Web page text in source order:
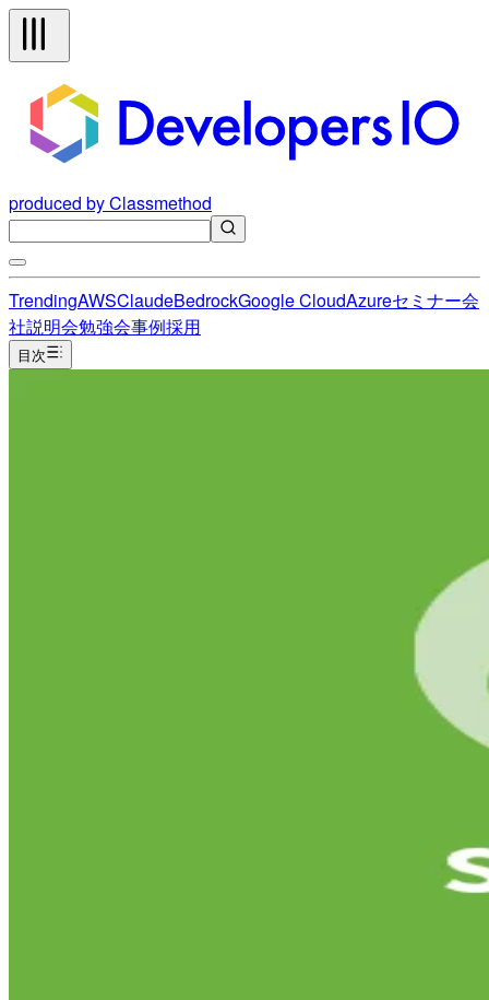
produced by Classmethod
TrendingAWSClaudeBedrockGoogle CloudAzureセミナー会
社説明会勉強会事例採用
目次